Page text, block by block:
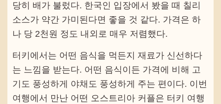
당히 배가 불렀다. 한국인 입장에서 봤을 때 칠리
소스가 약간 가미된다면 좋을 것 같다. 가격은 하
나 당 2천원 정도 내외로 매우 저렴했다.
터키에서는 어떤 음식을 먹든지 재료가 신선하다
는 느낌을 받는다. 어떤 음식이든 가격에 비해 고
기도 풍성하게 야채도 풍성하게 주는 편이다. 이번
여행에서 만난 어떤 오스트리아 커플은 터키 여행